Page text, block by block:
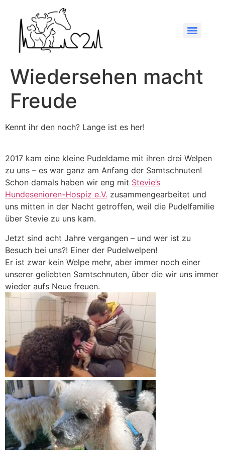
Wiedersehen macht
Freude
Kennt ihr den noch? Lange ist es her!
2017 kam eine kleine Pudeldame mit ihren drei Welpen
zu uns – es war ganz am Anfang der Samtschnuten!
Schon damals haben wir eng mit Stevie’s
Hundesenioren-Hospiz e.V. zusammengearbeitet und
uns mitten in der Nacht getroffen, weil die Pudelfamilie
über Stevie zu uns kam.
Jetzt sind acht Jahre vergangen – und wer ist zu
Besuch bei uns?! Einer der Pudelwelpen!
Er ist zwar kein Welpe mehr, aber immer noch einer
unserer geliebten Samtschnuten, über die wir uns immer
wieder aufs Neue freuen.